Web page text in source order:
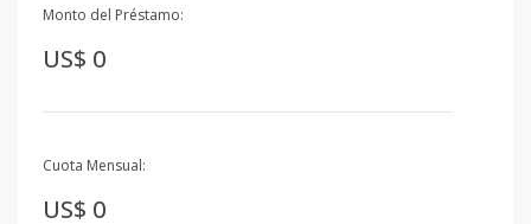
Monto del Préstamo:
US$ 0
Cuota Mensual:
US$ 0